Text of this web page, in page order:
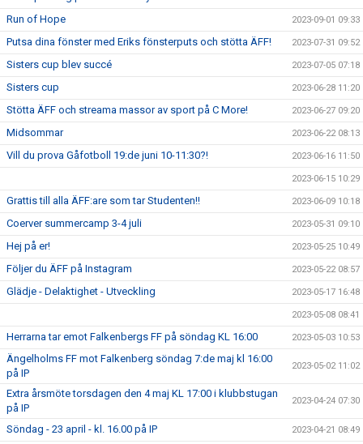
Run of Hope 2023-09-01 09:33
Putsa dina fönster med Eriks fönsterputs och stötta ÄFF! 2023-07-31 09:52
Sisters cup blev succé 2023-07-05 07:18
Sisters cup 2023-06-28 11:20
Stötta ÄFF och streama massor av sport på C More! 2023-06-27 09:20
Midsommar 2023-06-22 08:13
Vill du prova Gåfotboll 19:de juni 10-11:30?! 2023-06-16 11:50
2023-06-15 10:29
Grattis till alla ÄFF:are som tar Studenten!! 2023-06-09 10:18
Coerver summercamp 3-4 juli 2023-05-31 09:10
Hej på er! 2023-05-25 10:49
Följer du ÄFF på Instagram 2023-05-22 08:57
Glädje - Delaktighet - Utveckling 2023-05-17 16:48
2023-05-08 08:41
Herrarna tar emot Falkenbergs FF på söndag KL 16:00 2023-05-03 10:53
Ängelholms FF mot Falkenberg söndag 7:de maj kl 16:00
på IP
2023-05-02 11:02
Extra årsmöte torsdagen den 4 maj KL 17:00 i klubbstugan
på IP
2023-04-24 07:30
Söndag - 23 april - kl. 16.00 på IP 2023-04-21 08:49